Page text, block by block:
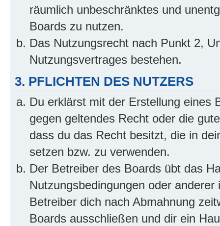
räumlich unbeschränktes und
Boards zu nutzen.
Das Nutzungsrecht nach Punkt 2,
Nutzungsvertrages bestehen.
3. PFLICHTEN DES NUTZERS
Du erklärst mit der Erstellung eines
gegen geltendes Recht oder die
dass du das Recht besitzt, die in
setzen bzw. zu verwenden.
Der Betreiber des Boards übt das
Nutzungsbedingungen oder
Betreiber dich nach Abmahnung
Boards ausschließen und dir ein